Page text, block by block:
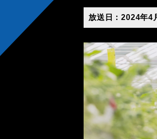
放送日：2024年4